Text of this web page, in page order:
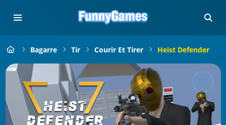
Bagarre Tir Courir Et Tirer Heist Defender